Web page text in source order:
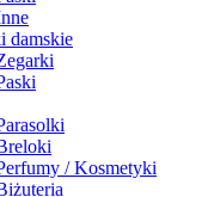
damskie
/ Kosmetyki